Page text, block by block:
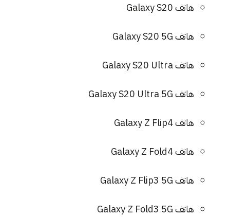
هاتف Galaxy S20
هاتف Galaxy S20 5G
هاتف Galaxy S20 Ultra
هاتف Galaxy S20 Ultra 5G
هاتف Galaxy Z Flip4
هاتف Galaxy Z Fold4
هاتف Galaxy Z Flip3 5G
هاتف Galaxy Z Fold3 5G